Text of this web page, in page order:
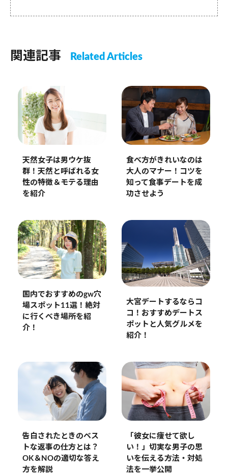
関連記事 Related Articles
天然女子は男ウケ抜
群！天然と呼ばれる女
性の特徴＆モテる理由
を紹介
食べ方がきれいなのは
大人のマナー！コツを
知って食事デートを成
功させよう
国内でおすすめのgw穴
場スポット11選！絶対
に行くべき場所を紹
介！
大宮デートするならコ
コ！おすすめデートス
ポットと人気グルメを
紹介！
告白されたときのベス
トな返事の仕方とは？
OK＆NOの適切な答え
方を解説
「彼女に痩せて欲し
い！」切実な男子の思
いを伝える方法・対処
法を一挙公開